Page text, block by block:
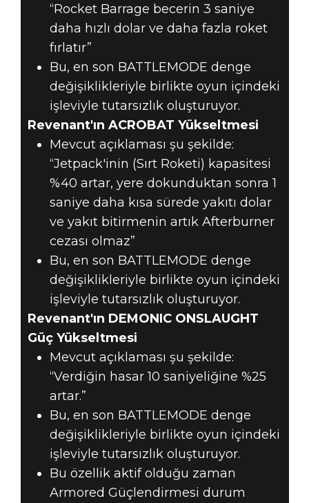
“Rocket Barrage becerin 3 saniye
daha hızlı dolar ve daha fazla roket
fırlatır”
Bu, en son BATTLEMODE denge
değişiklikleriyle birlikte oyun içindeki
işleviyle tutarsızlık oluşturuyor.
Revenant'ın ACROBAT Yükseltmesi
Mevcut açıklaması şu şekilde:
“Jetpack'inin (Sırt Roketi) kapasitesi
%40 artar, yere dokunduktan sonra 1
saniye daha kısa sürede yakıtı dolar
ve yakıt bitirmenin artık Afterburner
cezası olmaz”
Bu, en son BATTLEMODE denge
değişiklikleriyle birlikte oyun içindeki
işleviyle tutarsızlık oluşturuyor.
Revenant'ın DEMONIC ONSLAUGHT
Güç Yükseltmesi
Mevcut açıklaması şu şekilde:
“Verdiğin hasar 10 saniyeliğine %25
artar.”
Bu, en son BATTLEMODE denge
değişiklikleriyle birlikte oyun içindeki
işleviyle tutarsızlık oluşturuyor.
Bu özellik aktif olduğu zaman
Armored Güçlendirmesi durum